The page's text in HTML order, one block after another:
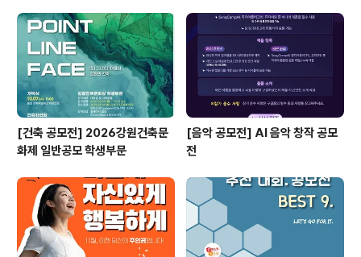
[건축 공모전] 2026강원건축문
화제 일반공모 학생부문
[음악 공모전] AI 음악 창작 공모
전